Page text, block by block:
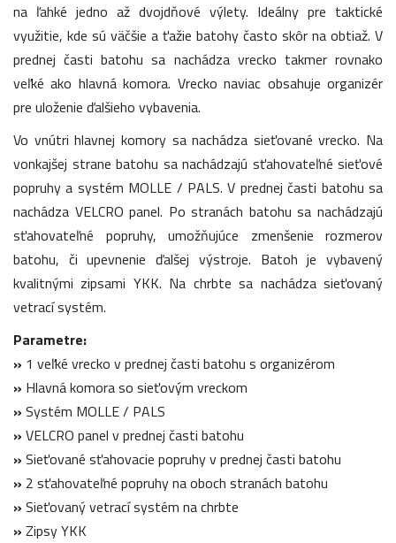
na ľahké jedno až dvojdňové výlety. Ideálny pre taktické
využitie, kde sú väčšie a ťažie batohy často skôr na obtiaž. V
prednej časti batohu sa nachádza vrecko takmer rovnako
veľké ako hlavná komora. Vrecko naviac obsahuje organizér
pre uloženie ďalšieho vybavenia.
Vo vnútri hlavnej komory sa nachádza sieťované vrecko. Na
vonkajšej strane batohu sa nachádzajú sťahovateľné sieťové
popruhy a systém MOLLE / PALS. V prednej časti batohu sa
nachádza VELCRO panel. Po stranách batohu sa nachádzajú
sťahovateľné popruhy, umožňujúce zmenšenie rozmerov
batohu, či upevnenie ďalšej výstroje. Batoh je vybavený
kvalitnými zipsami YKK. Na chrbte sa nachádza sieťovaný
vetrací systém.
Parametre:
» 1 veľké vrecko v prednej časti batohu s organizérom
» Hlavná komora so sieťovým vreckom
» Systém MOLLE / PALS
» VELCRO panel v prednej časti batohu
» Sieťované sťahovacie popruhy v prednej časti batohu
» 2 sťahovateľné popruhy na oboch stranách batohu
» Sieťovaný vetrací systém na chrbte
» Zipsy YKK